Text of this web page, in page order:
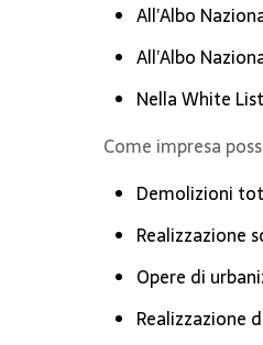
All’Albo
All’Albo
Nella White
Come impresa
Demolizioni
Realizzazione
Opere di
Realizzazione